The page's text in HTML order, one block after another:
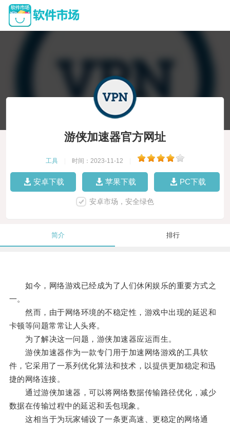
游侠加速器官方网址
工具 时间：2023-11-12
安卓下载 苹果下载 PC下载
安卓市场，安全绿色
简介 排行
如今，网络游戏已经成为了人们休闲娱乐的重要方式之
一。
然而，由于网络环境的不稳定性，游戏中出现的延迟和
卡顿等问题常常让人头疼。
为了解决这一问题，游侠加速器应运而生。
游侠加速器作为一款专门用于加速网络游戏的工具软
件，它采用了一系列优化算法和技术，以提供更加稳定和迅
捷的网络连接。
通过游侠加速器，可以将网络数据传输路径优化，减少
数据在传输过程中的延迟和丢包现象。
这相当于为玩家铺设了一条更高速、更稳定的网络通